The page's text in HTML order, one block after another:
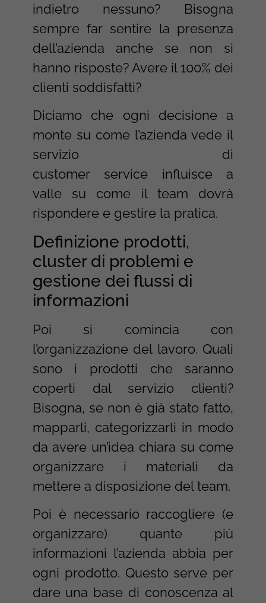
indietro nessuno? Bisogna
sempre far sentire la presenza
dell’azienda anche se non si
hanno risposte? Avere il 100% dei
clienti soddisfatti?
Diciamo che ogni decisione a
monte su come l’azienda vede il
servizio di
customer service influisce a
valle su come il team dovrà
rispondere e gestire la pratica.
Definizione prodotti,
cluster di problemi e
gestione dei flussi di
informazioni
Poi si comincia con
l’organizzazione del lavoro. Quali
sono i prodotti che saranno
coperti dal servizio clienti?
Bisogna, se non è già stato fatto,
mapparli, categorizzarli in modo
da avere un’idea chiara su come
organizzare i materiali da
mettere a disposizione del team.
Poi è necessario raccogliere (e
organizzare) quante più
informazioni l’azienda abbia per
ogni prodotto. Questo serve per
dare una base di conoscenza al